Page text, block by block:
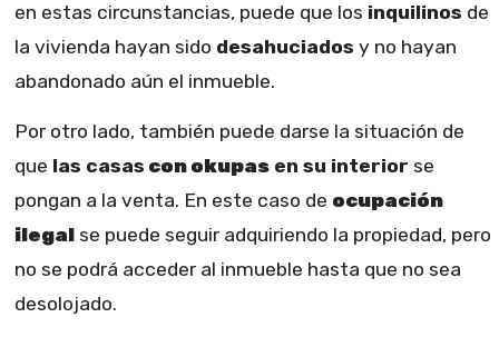
en estas circunstancias, puede que los inquilinos de
la vivienda hayan sido desahuciados y no hayan
abandonado aún el inmueble.
Por otro lado, también puede darse la situación de
que las casas con okupas en su interior se
pongan a la venta. En este caso de ocupación
ilegal se puede seguir adquiriendo la propiedad, pero
no se podrá acceder al inmueble hasta que no sea
desolojado.